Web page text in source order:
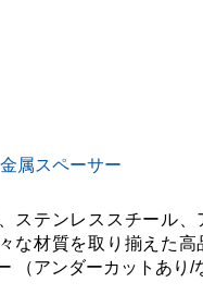
金属スペーサー
ステンレススチール、
な材質を取り揃えた高
（アンダーカットあり/